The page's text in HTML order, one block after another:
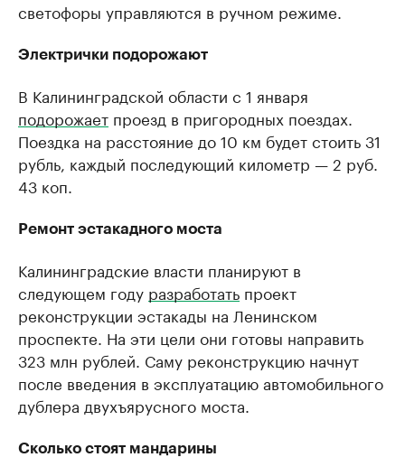
светофоры управляются в ручном режиме.
Электрички подорожают
В Калининградской области с 1 января
подорожает проезд в пригородных поездах.
Поездка на расстояние до 10 км будет стоить 31
рубль, каждый последующий километр — 2 руб.
43 коп.
Ремонт эстакадного моста
Калининградские власти планируют в
следующем году разработать проект
реконструкции эстакады на Ленинском
проспекте. На эти цели они готовы направить
323 млн рублей. Саму реконструкцию начнут
после введения в эксплуатацию автомобильного
дублера двухъярусного моста.
Сколько стоят мандарины